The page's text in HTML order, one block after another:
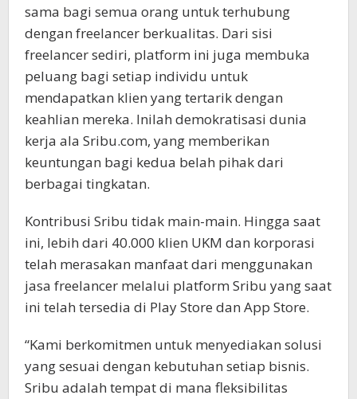
sama bagi semua orang untuk terhubung
dengan freelancer berkualitas. Dari sisi
freelancer sediri, platform ini juga membuka
peluang bagi setiap individu untuk
mendapatkan klien yang tertarik dengan
keahlian mereka. Inilah demokratisasi dunia
kerja ala Sribu.com, yang memberikan
keuntungan bagi kedua belah pihak dari
berbagai tingkatan.
Kontribusi Sribu tidak main-main. Hingga saat
ini, lebih dari 40.000 klien UKM dan korporasi
telah merasakan manfaat dari menggunakan
jasa freelancer melalui platform Sribu yang saat
ini telah tersedia di Play Store dan App Store.
“Kami berkomitmen untuk menyediakan solusi
yang sesuai dengan kebutuhan setiap bisnis.
Sribu adalah tempat di mana fleksibilitas